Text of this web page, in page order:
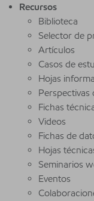
Recursos
Biblioteca
Selector de
Artículos
Casos de
Hojas
Perspectivas
Fichas
Videos
Fichas de
Hojas
Seminarios
Eventos